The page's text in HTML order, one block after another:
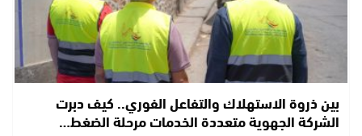
بين ذروة الاستهلاك والتفاعل الفوري.. كيف دبرت
الشركة الجهوية متعددة الخدمات مرحلة الضغط…